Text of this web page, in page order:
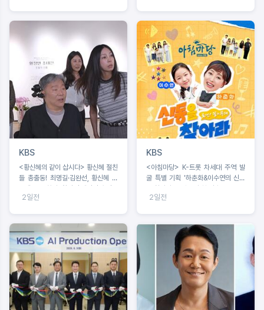
KBS
<황신혜의 같이 삽시다> 황신혜 절친
들 총출동! 최명길·김완선, 황신혜 남
2일전
KBS
<아침마당> K-트롯 차세대 주역 발
굴 특별 기획 '하춘화&이수연의 신동
2일전